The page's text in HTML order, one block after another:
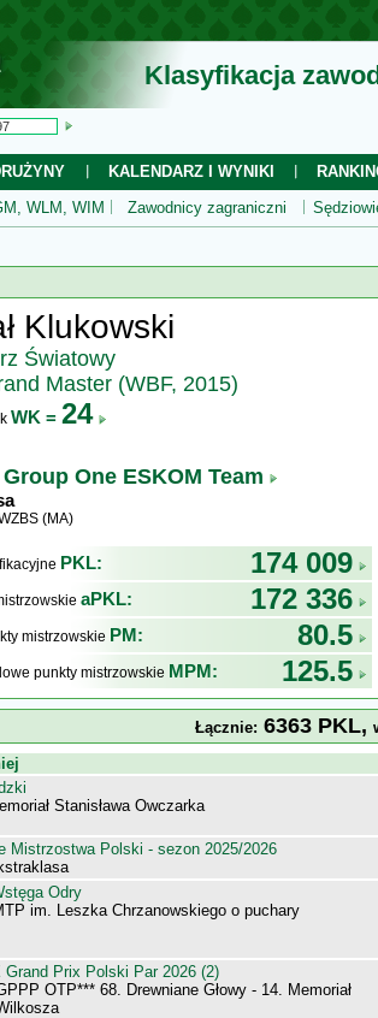
Klasyfikacja
KALENDARZ I WYNIKI
WLM, WIM Zawodnicy zagraniczni
Klukowski
Światowy
Master (WBF, 2015)
WK = 24
Group One ESKOM Team
(MA)
PKL: 174 009
aPKL: 172 336
mistrzowskie PM: 80.5
punkty mistrzowskie MPM: 125.5
Łącznie: 6363 PKL,
Stanisława Owczarka
Mistrzostwa Polski - sezon 2025/2026
Odry
im. Leszka Chrzanowskiego o puchary
Grand Prix Polski Par 2026 (2)
OTP*** 68. Drewniane Głowy - 14. Memoriał